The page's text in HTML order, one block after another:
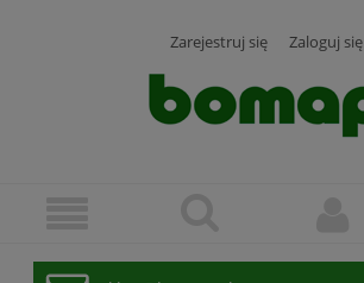
Zarejestruj się Zaloguj się